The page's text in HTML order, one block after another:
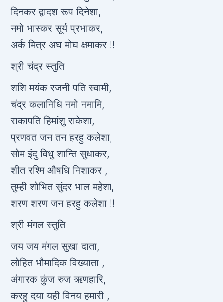
दिनकर द्वादश रूप दिनेशा,
नमो भास्कर सूर्य प्रभाकर,
अर्क मित्र अघ मोघ क्षमाकर !!
श्री चंद्र स्तुति
शशि मयंक रजनी पति स्वामी,
चंद्र कलानिधि नमो नमामि,
राकापति हिमांशु राकेशा,
प्रणवत जन तन हरहु कलेशा,
सोम इंदु विधु शान्ति सुधाकर,
शीत रश्मि औषधि निशाकर ,
तुम्ही शोभित सुंदर भाल महेशा,
शरण शरण जन हरहु कलेशा !!
श्री मंगल स्तुति
जय जय मंगल सुखा दाता,
लोहित भौमादिक विख्याता ,
अंगारक कुंज रुज ऋणहारि,
करहु दया यही विनय हमारी ,